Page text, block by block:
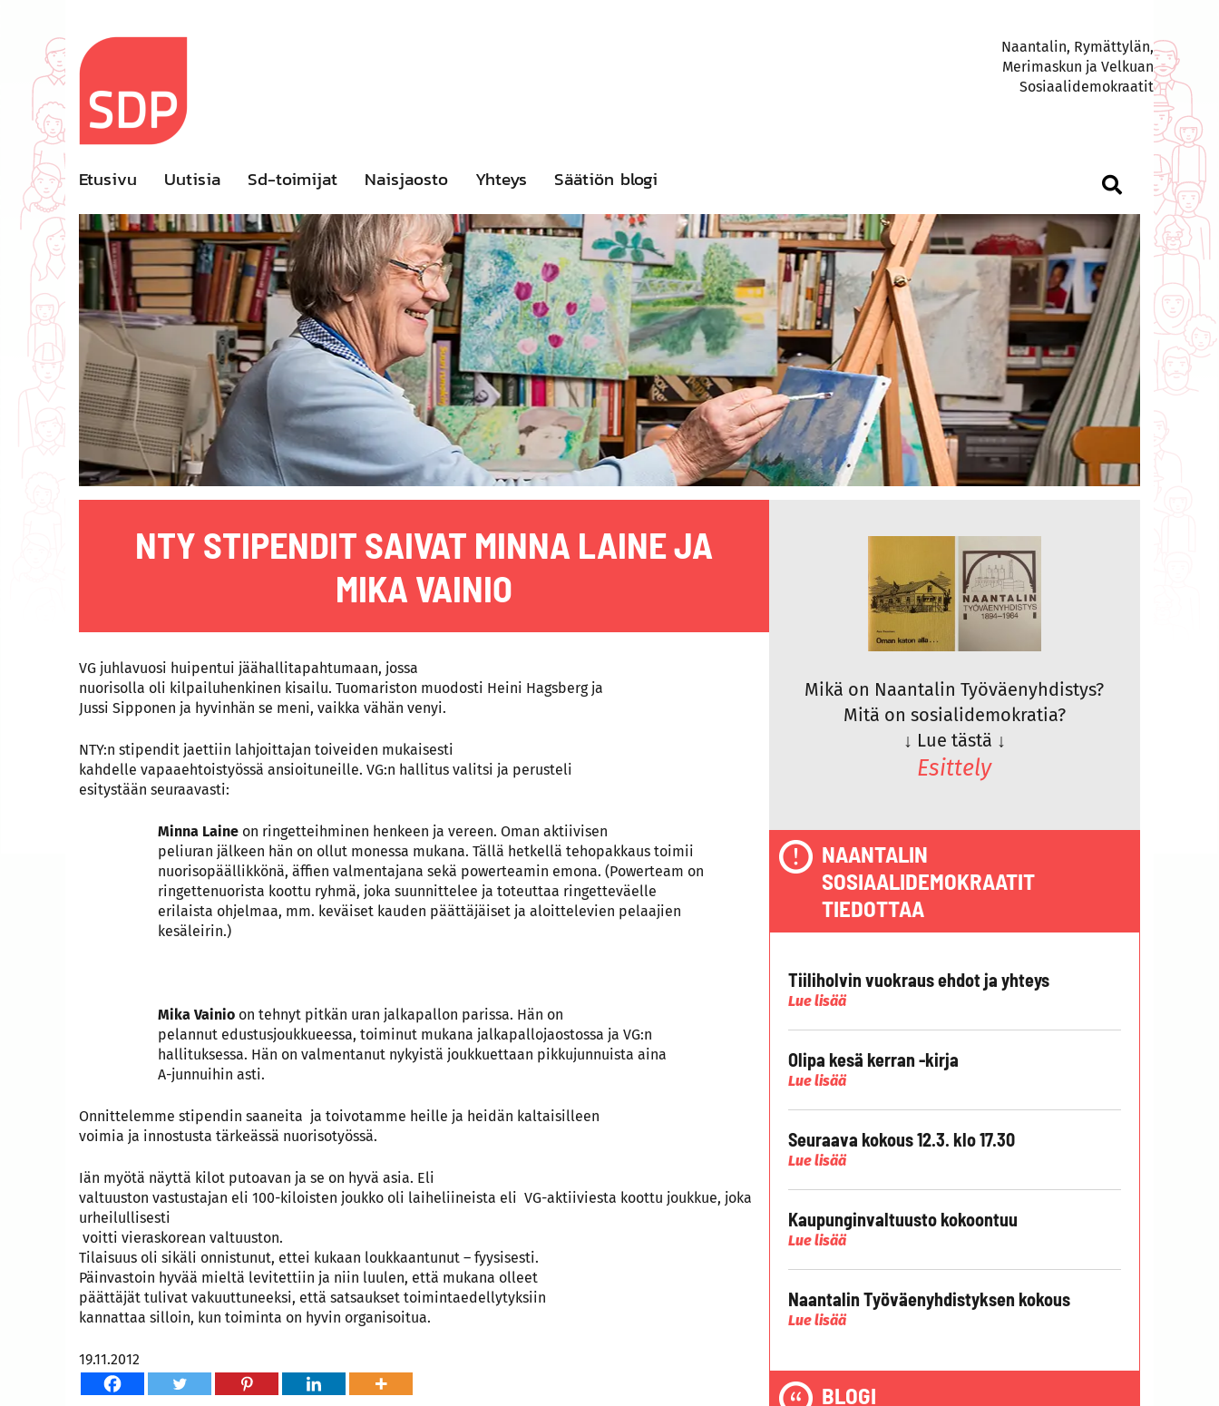
content
Naantalin, Rymättylän,
Merimaskun ja Velkuan
Sosiaalidemokraatit
Etusivu Uutisia Sd-toimijat Naisjaosto Yhteys Säätiön blogi
NTY STIPENDIT SAIVAT MINNA LAINE JA
MIKA VAINIO
VG juhlavuosi huipentui jäähallitapahtumaan, jossa
nuorisolla oli kilpailuhenkinen kisailu. Tuomariston muodosti Heini Hagsberg ja
Jussi Sipponen ja hyvinhän se meni, vaikka vähän venyi.
NTY:n stipendit jaettiin lahjoittajan toiveiden mukaisesti
kahdelle vapaaehtoistyössä ansioituneille. VG:n hallitus valitsi ja perusteli
esitystään seuraavasti:
Minna Laineon ringetteihminen henkeen ja vereen. Oman aktiivisen
peliuran jälkeen hän on ollut monessa mukana. Tällä hetkellä tehopakkaus toimii
nuorisopäällikkönä, äffien valmentajana sekä powerteamin emona. (Powerteam on
ringettenuorista koottu ryhmä, joka suunnittelee ja toteuttaa ringetteväelle
erilaista ohjelmaa, mm. keväiset kauden päättäjäiset ja aloittelevien pelaajien
kesäleirin.)
Mika Vainioon tehnyt pitkän uran jalkapallon parissa. Hän on
pelannut edustusjoukkueessa, toiminut mukana jalkapallojaostossa ja VG:n
hallituksessa. Hän on valmentanut nykyistä joukkuettaan pikkujunnuista aina
A-junnuihin asti.
Onnittelemme stipendin saaneita ja toivotamme heille ja heidän kaltaisilleen
voimia ja innostusta tärkeässä nuorisotyössä.
Iän myötä näyttä kilot putoavan ja se on hyvä asia. Eli
valtuuston vastustajan eli 100-kiloisten joukko oli laiheliineista eli VG-aktiiviesta koottu joukkue, joka
urheilullisesti
voitti vieraskorean valtuuston.
Tilaisuus oli sikäli onnistunut, ettei kukaan loukkaantunut – fyysisesti.
Päinvastoin hyvää mieltä levitettiin ja niin luulen, että mukana olleet
päättäjät tulivat vakuuttuneeksi, että satsaukset toimintaedellytyksiin
kannattaa silloin, kun toiminta on hyvin organisoitua.
19.11.2012
Mikä on Naantalin Työväenyhdistys?
Mitä on sosialidemokratia?
↓ Lue tästä ↓
Esittely
NAANTALIN
SOSIAALIDEMOKRAATIT
TIEDOTTAA
Tiiliholvin vuokraus ehdot ja yhteys
Lue lisää
Olipa kesä kerran -kirja
Lue lisää
Seuraava kokous 12.3. klo 17.30
Lue lisää
Kaupunginvaltuusto kokoontuu
Lue lisää
Naantalin Työväenyhdistyksen kokous
Lue lisää
BLOGI